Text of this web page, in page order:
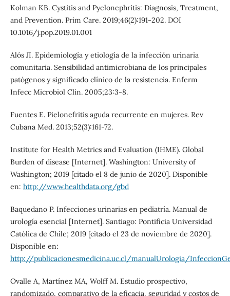
Kolman KB. Cystitis and Pyelonephritis: Diagnosis, Treatment,
and Prevention. Prim Care. 2019;46(2):191-202. DOI
10.1016/j.pop.2019.01.001
Alós JI. Epidemiología y etiología de la infección urinaria
comunitaria. Sensibilidad antimicrobiana de los principales
patógenos y significado clínico de la resistencia. Enferm
Infecc Microbiol Clin. 2005;23:3-8.
Fuentes E. Pielonefritis aguda recurrente en mujeres. Rev
Cubana Med. 2013;52(3):161-72.
Institute for Health Metrics and Evaluation (IHME). Global
Burden of disease [Internet]. Washington: University of
Washington; 2019 [citado el 8 de junio de 2020]. Disponible
en: http://www.healthdata.org/gbd
Baquedano P. Infecciones urinarias en pediatría. Manual de
urología esencial [Internet]. Santiago: Pontificia Universidad
Católica de Chile; 2019 [citado el 23 de noviembre de 2020].
Disponible en:
http://publicacionesmedicina.uc.cl/manualUrologia/
Ovalle A, Martínez MA, Wolff M. Estudio prospectivo,
randomizado, comparativo de la eficacia, seguridad y costos de